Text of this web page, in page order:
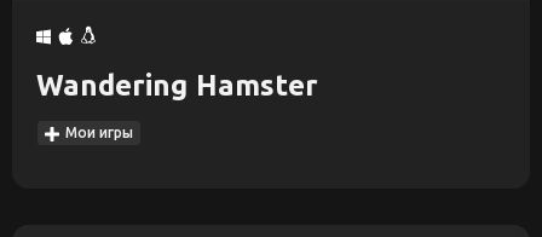
Wandering Hamster
Мои игры